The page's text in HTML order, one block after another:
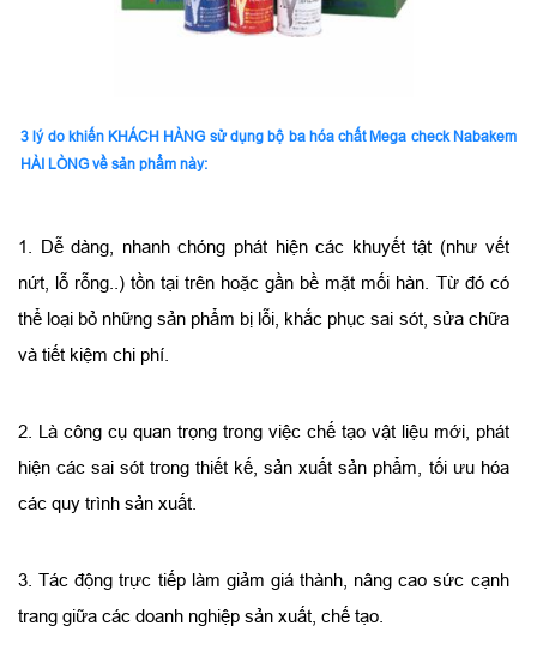
3 lý do khiến KHÁCH HÀNG sử dụng bộ ba hóa chất Mega check Nabakem
HÀI LÒNG về sản phẩm này:
1. Dễ dàng, nhanh chóng phát hiện các khuyết tật (như vết
nứt, lỗ rỗng..) tồn tại trên hoặc gần bề mặt mối hàn. Từ đó có
thể loại bỏ những sản phẩm bị lỗi, khắc phục sai sót, sửa chữa
và tiết kiệm chi phí.
2. Là công cụ quan trọng trong việc chế tạo vật liệu mới, phát
hiện các sai sót trong thiết kế, sản xuất sản phẩm, tối ưu hóa
các quy trình sản xuất.
3. Tác động trực tiếp làm giảm giá thành, nâng cao sức cạnh
trang giữa các doanh nghiệp sản xuất, chế tạo.